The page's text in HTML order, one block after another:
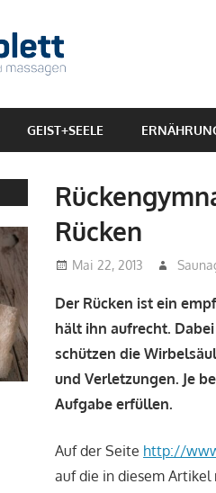
GEIST+SEELE
Rücken
Mai 22, 2013
Der Rücken ist ein
hält ihn aufrecht.
schützen die
und Verletzungen. Je
Aufgabe erfüllen.
Auf der Seite http://
auf die in diesem